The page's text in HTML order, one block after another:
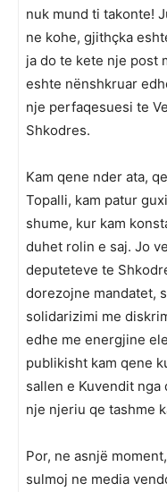
nuk mund ti takonte!
ne kohe, gjithçka
ja do te kete nje post
eshte nënshkruar
nje perfaqesuesi te
Shkodres.
Kam qene nder ata,
Topalli, kam patur
shume, kur kam
duhet rolin e saj. Jo
deputeteve te
dorezojne mandatet,
solidarizimi me
edhe me energjine
publikisht kam qene
sallen e Kuvendit
nje njeriu qe tashme
Por, ne asnjë
sulmoj ne media